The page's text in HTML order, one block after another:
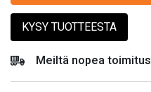
KYSY TUOTTEESTA
Meiltä nopea toimitus